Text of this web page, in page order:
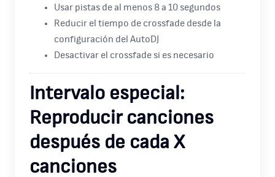
Usar pistas de al menos 8 a 10 segundos
Reducir el tiempo de crossfade desde la
configuración del AutoDJ
Desactivar el crossfade si es necesario
Intervalo especial:
Reproducir canciones
después de cada X
canciones